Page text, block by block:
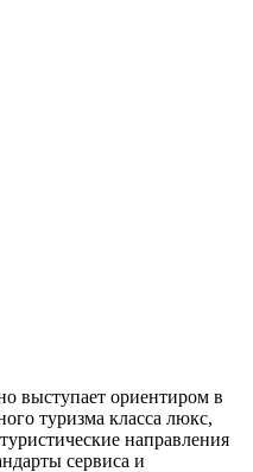
выступает ориентиром в
туризма класса люкс,
направления
сервиса и